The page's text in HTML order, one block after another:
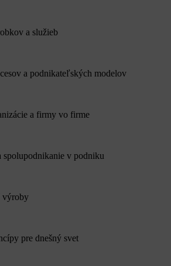
a služieb
a podnikateľských modelov
a firmy vo firme
spolupodnikanie v podniku
výroby
pre dnešný svet